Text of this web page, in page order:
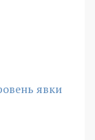
явки